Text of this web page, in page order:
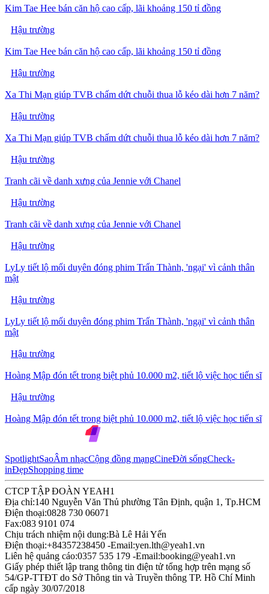
Kim Tae Hee bán căn hộ cao cấp, lãi khoảng 150 tỉ đồng
Hậu trường
Kim Tae Hee bán căn hộ cao cấp, lãi khoảng 150 tỉ đồng
Hậu trường
Xa Thi Mạn giúp TVB chấm dứt chuỗi thua lỗ kéo dài hơn 7 năm?
Hậu trường
Xa Thi Mạn giúp TVB chấm dứt chuỗi thua lỗ kéo dài hơn 7 năm?
Hậu trường
Tranh cãi về danh xưng của Jennie với Chanel
Hậu trường
Tranh cãi về danh xưng của Jennie với Chanel
Hậu trường
LyLy tiết lộ mối duyên đóng phim Trấn Thành, 'ngại' vì cảnh thân
mật
Hậu trường
LyLy tiết lộ mối duyên đóng phim Trấn Thành, 'ngại' vì cảnh thân
mật
Hậu trường
Hoàng Mập đón tết trong biệt phủ 10.000 m2, tiết lộ việc học tiến sĩ
Hậu trường
Hoàng Mập đón tết trong biệt phủ 10.000 m2, tiết lộ việc học tiến sĩ
SpotlightSaoÂm nhạcCộng đồng mạngCineĐời sốngCheck-
inĐẹpShopping time
CTCP TẬP ĐOÀN YEAH1
Địa chỉ:140 Nguyễn Văn Thủ phường Tân Định, quận 1, Tp.HCM
Điện thoại:0828 730 06071
Fax:083 9101 074
Chịu trách nhiệm nội dung:Bà Lê Hải Yến
Điện thoại:+84357238450 -Email:yen.lth@yeah1.vn
Liên hệ quảng cáo:0357 535 179 -Email:booking@yeah1.vn
Giấy phép thiết lập trang thông tin điện tử tổng hợp trên mạng số
54/GP-TTĐT do Sở Thông tin và Truyền thông TP. Hồ Chí Minh
cấp ngày 30/07/2018